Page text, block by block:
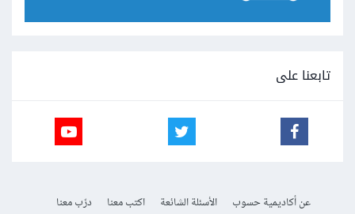
تابعنا على
عن أكاديمية حسوب الأسئلة الشائعة اكتب معنا
درّب معنا